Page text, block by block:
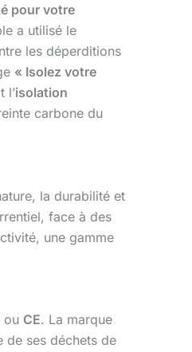
pour votre
a utilisé le
les déperditions
« Isolez votre
l’isolation
carbone du
la durabilité et
face à des
une gamme
ou CE. La marque
de ses déchets de